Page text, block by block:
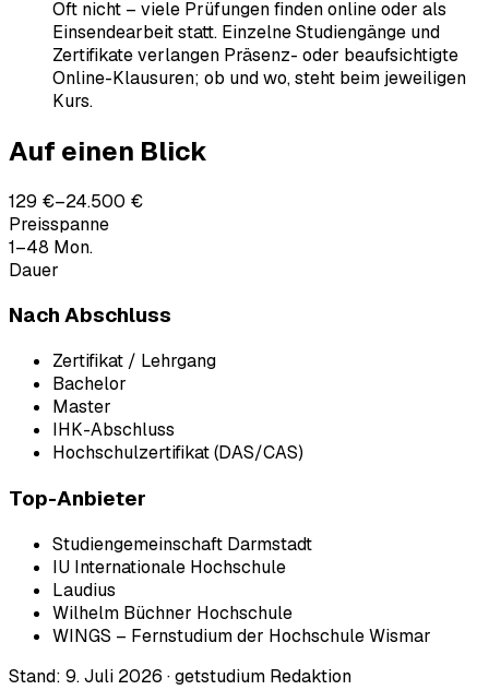
Oft nicht – viele Prüfungen finden online oder als
Einsendearbeit statt. Einzelne Studiengänge und
Zertifikate verlangen Präsenz- oder beaufsichtigte
Online-Klausuren; ob und wo, steht beim jeweiligen
Kurs.
Auf einen Blick
129 €–24.500 €
Preisspanne
1–48 Mon.
Dauer
Nach Abschluss
Zertifikat / Lehrgang
Bachelor
Master
IHK-Abschluss
Hochschulzertifikat (DAS/CAS)
Top-Anbieter
Studiengemeinschaft Darmstadt
IU Internationale Hochschule
Laudius
Wilhelm Büchner Hochschule
WINGS – Fernstudium der Hochschule Wismar
Stand: 9. Juli 2026 ·getstudium Redaktion